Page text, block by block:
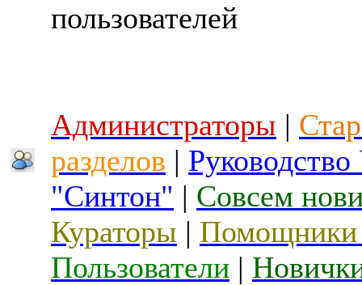
пользователей
Администраторы |
разделов |
"Синтон" | Совсем
Кураторы | Помощники
Пользователи |